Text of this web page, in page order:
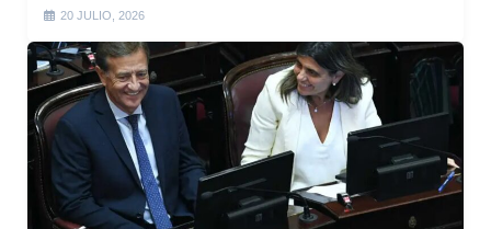
20 JULIO, 2026